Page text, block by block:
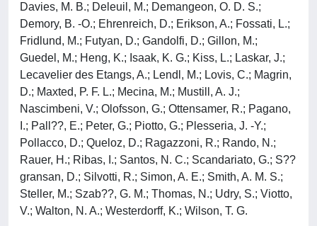
Davies, M. B.; Deleuil, M.; Demangeon, O. D. S.;
Demory, B. -O.; Ehrenreich, D.; Erikson, A.; Fossati, L.;
Fridlund, M.; Futyan, D.; Gandolfi, D.; Gillon, M.;
Guedel, M.; Heng, K.; Isaak, K. G.; Kiss, L.; Laskar, J.;
Lecavelier des Etangs, A.; Lendl, M.; Lovis, C.; Magrin,
D.; Maxted, P. F. L.; Mecina, M.; Mustill, A. J.;
Nascimbeni, V.; Olofsson, G.; Ottensamer, R.; Pagano,
I.; Pall??, E.; Peter, G.; Piotto, G.; Plesseria, J. -Y.;
Pollacco, D.; Queloz, D.; Ragazzoni, R.; Rando, N.;
Rauer, H.; Ribas, I.; Santos, N. C.; Scandariato, G.; S??
gransan, D.; Silvotti, R.; Simon, A. E.; Smith, A. M. S.;
Steller, M.; Szab??, G. M.; Thomas, N.; Udry, S.; Viotto,
V.; Walton, N. A.; Westerdorff, K.; Wilson, T. G.